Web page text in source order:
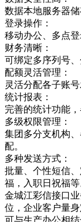
数据本地服务器
登录操作：
移动办公、多点
财务清晰：
可绑定多序列号
配额灵活管理：
灵活分配各子账
统计报表：
完善的统计功能
多级权限管理：
集团多分支机构
配。
多种发送方式：
批量、个性短信
福，入职日祝福等
金城江彩信接口
位，企业客户量
可与生产办公相结